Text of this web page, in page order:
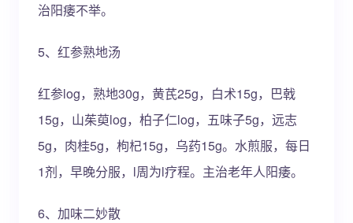
治阳痿不举。
5、红参熟地汤
红参log，熟地30g，黄芪25g，白术15g，巴戟
15g，山茱萸log，柏子仁log，五味子5g，远志
5g，肉桂5g，枸杞15g，乌药15g。水煎服，每日
1剂，早晚分服，l周为l疗程。主治老年人阳痿。
6、加味二妙散